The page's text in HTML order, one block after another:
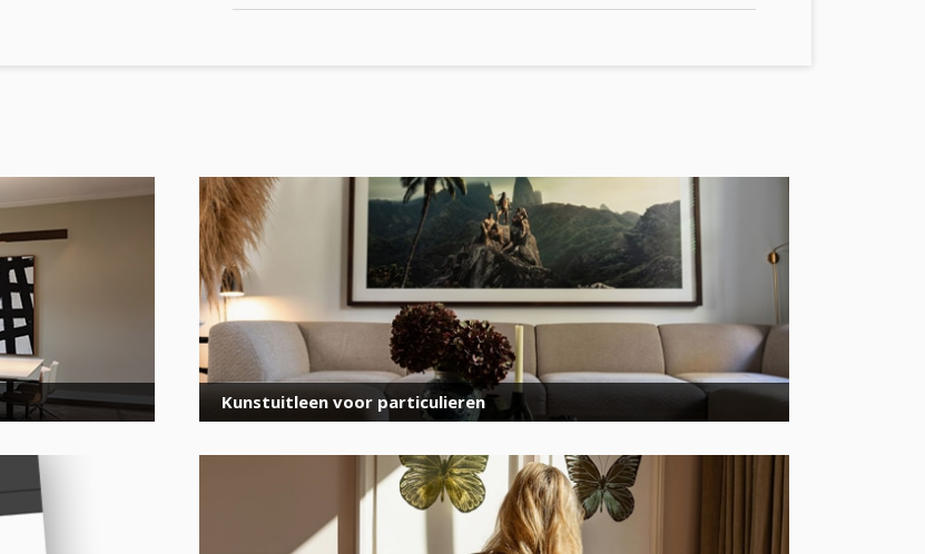
Kunstuitleen voor particulieren
voor onze nieuwsbrief
E-
mailadres